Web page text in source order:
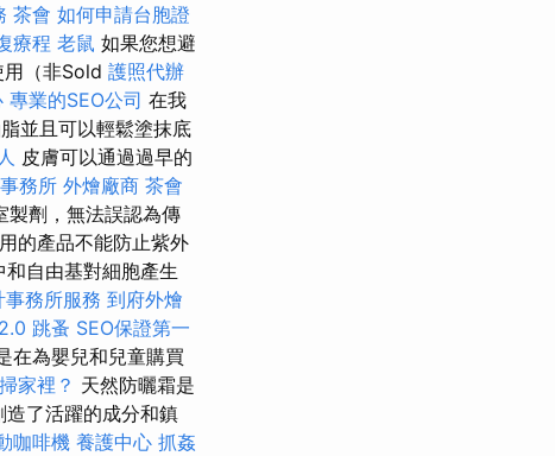
茶會 如何申請台胞證
療程 老鼠 如果您想避
（非Sold 護照代辦
專業的SEO公司 在我
並且可以輕鬆塗抹底
皮膚可以通過過早的
務所 外燴廠商 茶會
製劑，無法誤認為傳
的產品不能防止紫外
自由基對細胞產生
務所服務 到府外燴
跳蚤 SEO保證第一
在為嬰兒和兒童購買
家裡？ 天然防曬霜是
了活躍的成分和鎮
咖啡機 養護中心 抓姦